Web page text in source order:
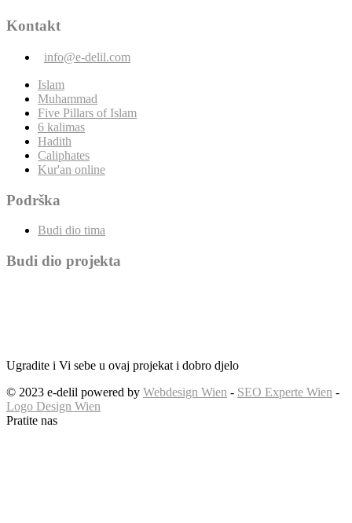
Kontakt
info@e-delil.com
Islam
Muhammad
Five Pillars of Islam
6 kalimas
Hadith
Caliphates
Kur'an online
Podrška
Budi dio tima
Budi dio projekta
Ugradite i Vi sebe u ovaj projekat i dobro djelo
© 2023 e-delil powered by Webdesign Wien - SEO Experte Wien -
Logo Design Wien
Pratite nas